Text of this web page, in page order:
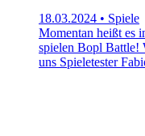
18.03.2024 • Spiele
Momentan heißt es
spielen Bopl Battle!
uns Spieletester